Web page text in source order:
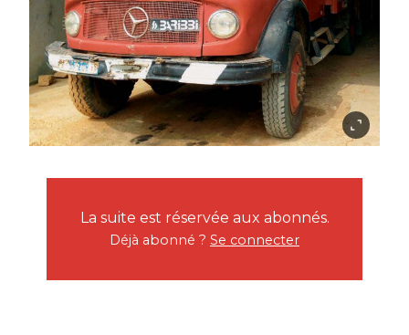
La suite est réservée aux abonnés.
Déjà abonné ? Se connecter